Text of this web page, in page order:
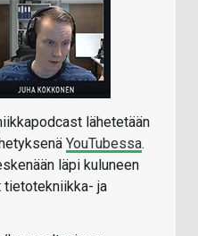
lähetetään
YouTubessa.
läpi kuluneen
tietotekniikka- ja